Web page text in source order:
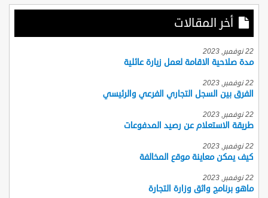
أخر المقالات
22 نوفمبر, 2023
مدة صلاحية الاقامة لعمل زيارة عائلية
22 نوفمبر, 2023
الفرق بين السجل التجاري الفرعي والرئيسي
22 نوفمبر, 2023
طريقة الاستعلام عن رصيد المدفوعات
22 نوفمبر, 2023
كيف يمكن معاينة موقع المخالفة
22 نوفمبر, 2023
ماهو برنامج واثق وزارة التجارة